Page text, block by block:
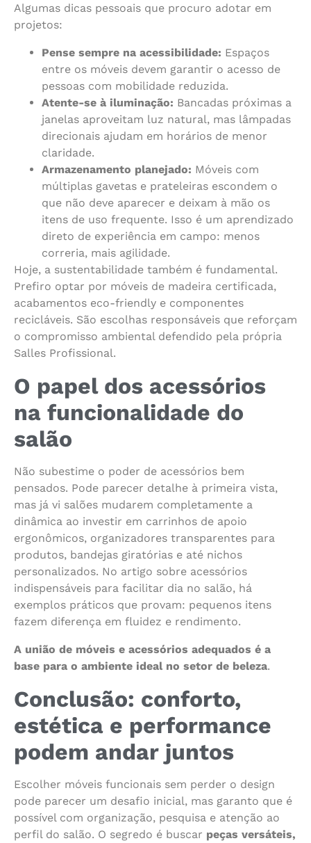
Algumas dicas pessoais que procuro adotar em
projetos:
Pense sempre na acessibilidade: Espaços
entre os móveis devem garantir o acesso de
pessoas com mobilidade reduzida.
Atente-se à iluminação: Bancadas próximas a
janelas aproveitam luz natural, mas lâmpadas
direcionais ajudam em horários de menor
claridade.
Armazenamento planejado: Móveis com
múltiplas gavetas e prateleiras escondem o
que não deve aparecer e deixam à mão os
itens de uso frequente. Isso é um aprendizado
direto de experiência em campo: menos
correria, mais agilidade.
Hoje, a sustentabilidade também é fundamental.
Prefiro optar por móveis de madeira certificada,
acabamentos eco-friendly e componentes
recicláveis. São escolhas responsáveis que reforçam
o compromisso ambiental defendido pela própria
Salles Profissional.
O papel dos acessórios
na funcionalidade do
salão
Não subestime o poder de acessórios bem
pensados. Pode parecer detalhe à primeira vista,
mas já vi salões mudarem completamente a
dinâmica ao investir em carrinhos de apoio
ergonômicos, organizadores transparentes para
produtos, bandejas giratórias e até nichos
personalizados. No artigo sobre acessórios
indispensáveis para facilitar dia no salão, há
exemplos práticos que provam: pequenos itens
fazem diferença em fluidez e rendimento.
A união de móveis e acessórios adequados é a
base para o ambiente ideal no setor de beleza.
Conclusão: conforto,
estética e performance
podem andar juntos
Escolher móveis funcionais sem perder o design
pode parecer um desafio inicial, mas garanto que é
possível com organização, pesquisa e atenção ao
perfil do salão. O segredo é buscar peças versáteis,